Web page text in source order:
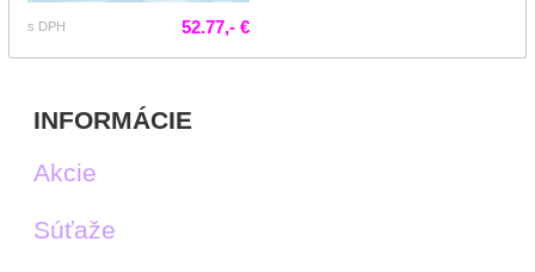
s DPH 52.77,- €
INFORMÁCIE
Akcie
Súťaže